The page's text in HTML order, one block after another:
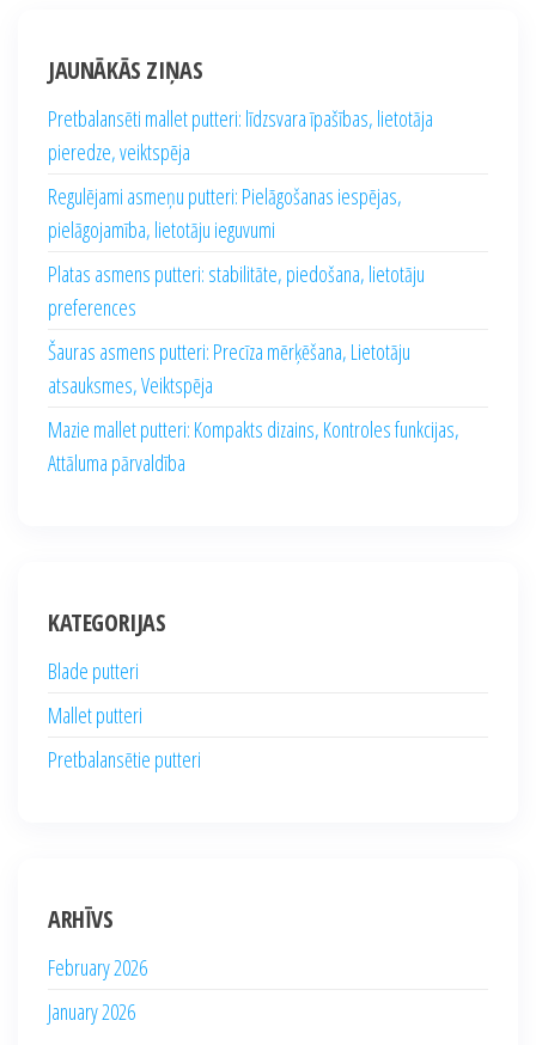
JAUNĀKĀS ZIŅAS
Pretbalansēti mallet putteri: līdzsvara īpašības, lietotāja
pieredze, veiktspēja
Regulējami asmeņu putteri: Pielāgošanas iespējas,
pielāgojamība, lietotāju ieguvumi
Platas asmens putteri: stabilitāte, piedošana, lietotāju
preferences
Šauras asmens putteri: Precīza mērķēšana, Lietotāju
atsauksmes, Veiktspēja
Mazie mallet putteri: Kompakts dizains, Kontroles funkcijas,
Attāluma pārvaldība
KATEGORIJAS
Blade putteri
Mallet putteri
Pretbalansētie putteri
ARHĪVS
February 2026
January 2026